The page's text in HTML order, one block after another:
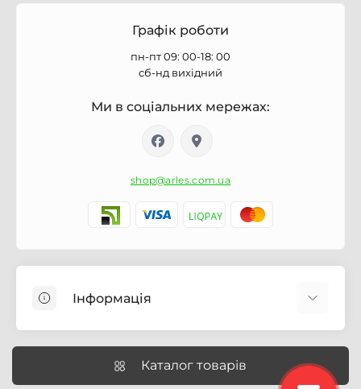
Графік роботи
пн-пт 09: 00-18: 00
сб-нд вихідний
Ми в соціальних мережах:
shop@arles.com.ua
Інформація
Про магазин Arles.com.uaКаталог товарів